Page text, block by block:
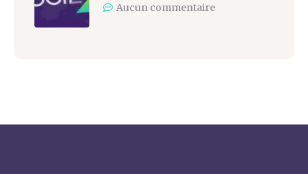
Aucun commentaire